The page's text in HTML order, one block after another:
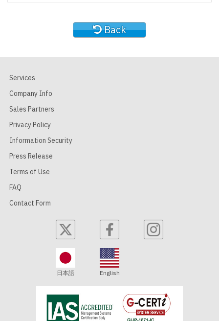
Back
Services
Company Info
Sales Partners
Privacy Policy
Information Security
Press Release
Terms of Use
FAQ
Contact Form
日本語 English